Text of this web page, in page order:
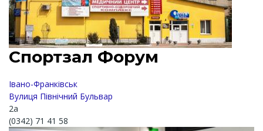
Спортзал Форум
Івано-Франківськ
Вулиця Північний Бульвар
2а
(0342) 71 41 58